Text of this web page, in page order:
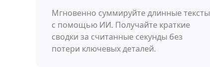
Мгновенно суммируйте длинные тексты
с помощью ИИ. Получайте краткие
сводки за считанные секунды без
потери ключевых деталей.